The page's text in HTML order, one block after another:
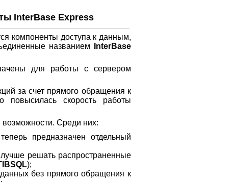
InterBase Express
компоненты доступа к данным,
названием
InterBase
для работы с сервером
за счет прямого обращения к
повысилась скорость работы
Среди них:
предназначен отдельный
решать распространенные
);
без прямого обращения к